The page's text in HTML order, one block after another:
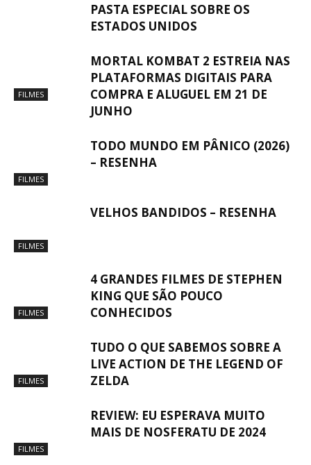
PASTA ESPECIAL SOBRE OS
ESTADOS UNIDOS
FILMES
MORTAL KOMBAT 2 ESTREIA NAS
PLATAFORMAS DIGITAIS PARA
COMPRA E ALUGUEL EM 21 DE
JUNHO
FILMES
TODO MUNDO EM PÂNICO (2026)
– RESENHA
FILMES
VELHOS BANDIDOS – RESENHA
FILMES
4 GRANDES FILMES DE STEPHEN
KING QUE SÃO POUCO
CONHECIDOS
FILMES
TUDO O QUE SABEMOS SOBRE A
LIVE ACTION DE THE LEGEND OF
ZELDA
FILMES
REVIEW: EU ESPERAVA MUITO
MAIS DE NOSFERATU DE 2024